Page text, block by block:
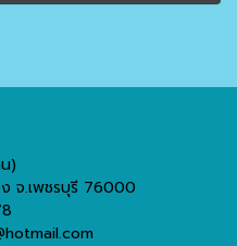
)
จ.เพชรบุรี 76000